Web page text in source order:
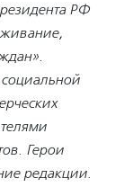
РФ
социальной
Герои
редакции.